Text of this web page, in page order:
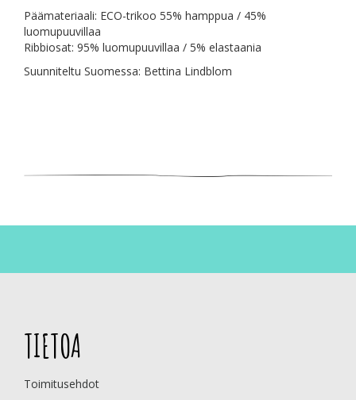
Päämateriaali: ECO-trikoo 55% hamppua / 45%
luomupuuvillaa
Ribbiosat: 95% luomupuuvillaa / 5% elastaania
Suunniteltu Suomessa: Bettina Lindblom
TIETOA
Toimitusehdot